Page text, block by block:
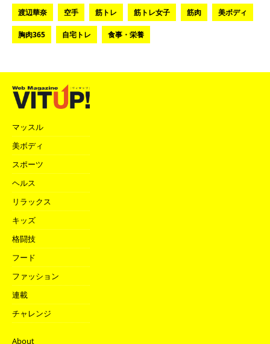
渡辺華奈 空手 筋トレ 筋トレ女子 筋肉 美ボディ
胸肉365 自宅トレ 食事・栄養
マッスル
美ボディ
スポーツ
ヘルス
リラックス
キッズ
格闘技
フード
ファッション
連載
チャレンジ
About